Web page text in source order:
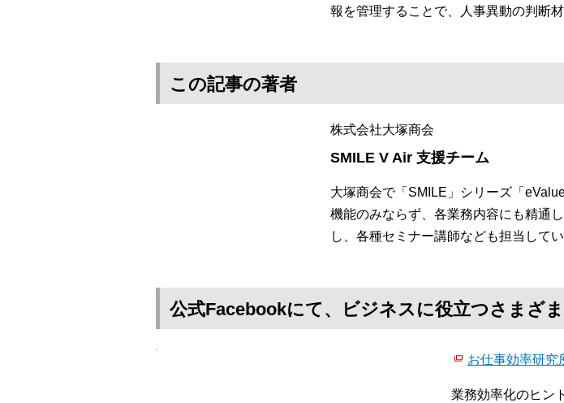
報を管理することで、人事異動の判断
この記事の著者
株式会社大塚商会
SMILE V Air 支援チーム
大塚商会で「SMILE」シリーズ「
機能のみならず、各業務内容にも精通
し、各種セミナー講師なども担当してい
公式Facebookにて、ビジネスに役立つさまざ
お仕事効率研究
業務効率化のヒン